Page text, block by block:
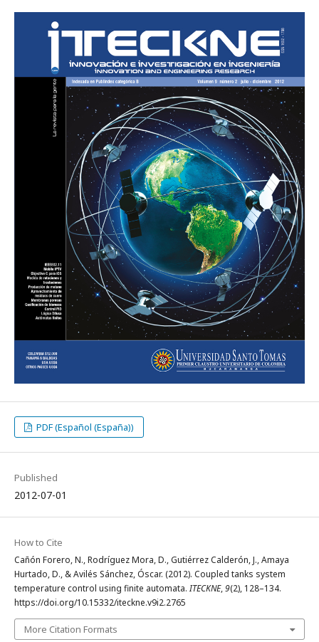
PDF (Español (España))
Published
2012-07-01
How to Cite
Cañón Forero, N., Rodríguez Mora, D., Gutiérrez Calderón, J., Amaya
Hurtado, D., & Avilés Sánchez, Óscar. (2012). Coupled tanks system
temperature control using finite automata.ITECKNE,9(2), 128–134.
https://doi.org/10.15332/iteckne.v9i2.2765
More Citation Formats